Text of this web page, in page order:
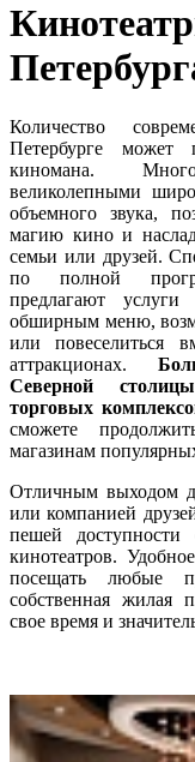
Количество
Петербурге может
киномана.
великолепными
объемного звука,
магию кино и
семьи или друзей.
по полной
предлагают
обширным меню,
или повеселиться
аттракционах.
Северной
торговых
сможете
магазинам
Отличным выходом
или компанией
пешей
кинотеатров.
посещать любые
собственная жилая
свое время и